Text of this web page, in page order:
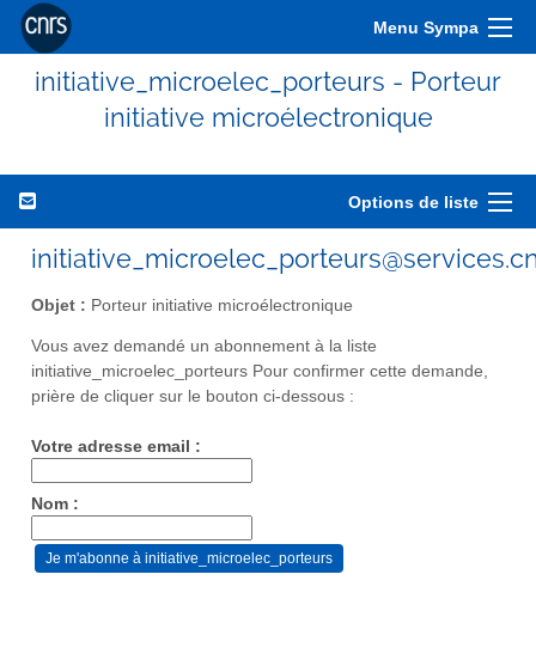
Menu Sympa
initiative_microelec_porteurs - Porteur
initiative microélectronique
Options de liste
Objet : Porteur initiative microélectronique
Vous avez demandé un abonnement à la liste
initiative_microelec_porteurs Pour confirmer cette demande,
prière de cliquer sur le bouton ci-dessous :
Votre adresse email :
Nom :